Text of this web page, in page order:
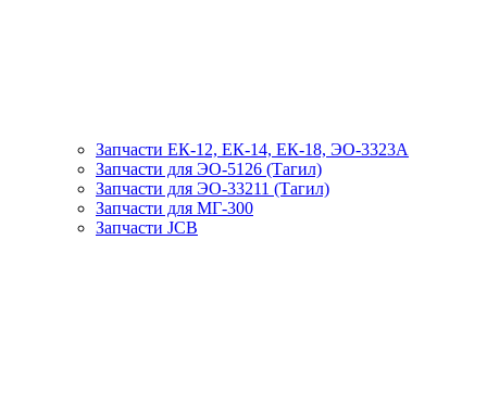
Запчасти ЕК-12, ЕК-14, ЕК-18, ЭО-3323А
Запчасти для ЭО-5126 (Тагил)
Запчасти для ЭО-33211 (Тагил)
Запчасти для МГ-300
Запчасти JCB